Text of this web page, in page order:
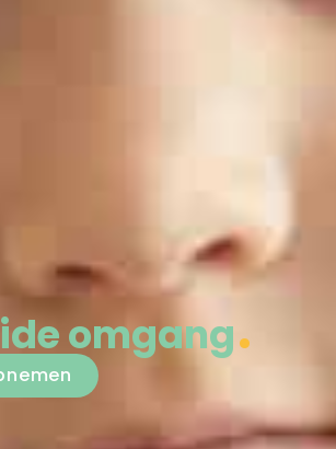
omgang